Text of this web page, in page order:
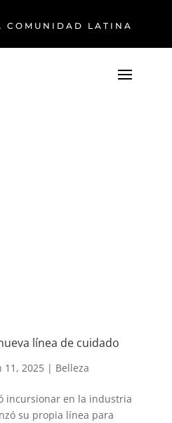
COMUNIDAD LATINA
línea de cuidado
11, 2025| Belleza
incursionar en la industria
su propia línea para